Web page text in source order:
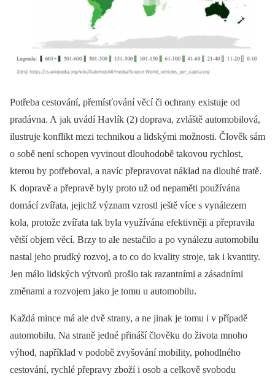
Potřeba cestování, přemísťování věcí či ochrany existuje od
pradávna. A jak uvádí Havlík (2) doprava, zvláště automobilová,
ilustruje konflikt mezi technikou a lidskými možnosti. Člověk sám
o sobě není schopen vyvinout dlouhodobě takovou rychlost,
kterou by potřeboval, a navíc přepravovat náklad na dlouhé tratě.
K dopravě a přepravě byly proto už od nepaměti používána
domácí zvířata, jejichž význam vzrostl ještě více s vynálezem
kola, protože zvířata tak byla využívána efektivněji a přepravila
větší objem věcí. Brzy to ale nestačilo a po vynálezu automobilu
nastal jeho prudký rozvoj, a to co do kvality stroje, tak i kvantity.
Jen málo lidských výtvorů prošlo tak razantními a zásadními
změnami a rozvojem jako je tomu u automobilu.
Každá mince má ale dvě strany, a ne jinak je tomu i v případě
automobilu. Na straně jedné přináší člověku do života mnoho
výhod, například v podobě zvyšování mobility, pohodlného
cestování, rychlé přepravy zboží i osob a celkově svobodu